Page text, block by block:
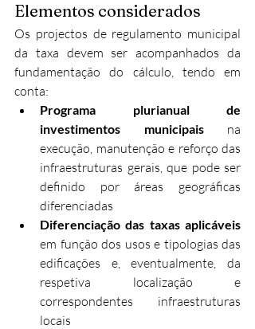
Elementos considerados
Os projectos de regulamento municipal
da taxa devem ser acompanhados da
fundamentação do cálculo, tendo em
conta:
Programa plurianual de
investimentos municipais na
execução, manutenção e reforço das
infraestruturas gerais, que pode ser
definido por áreas geográficas
diferenciadas​
Diferenciação das taxas aplicáveis
em função dos usos e tipologias das
edificações e, eventualmente, da
respetiva localização e
correspondentes infraestruturas
locais​